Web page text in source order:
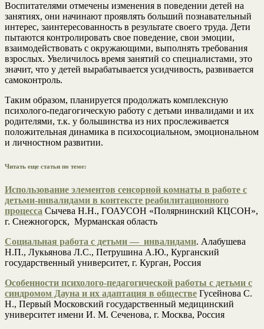
Воспитателями отмечены изменения в поведении детей на
занятиях, они начинают проявлять больший познавательный
интерес, заинтересованность в результате своего труда. Дети
пытаются контролировать свое поведение, свои эмоции,
взаимодействовать с окружающими, выполнять требования
взрослых. Увеличилось время занятий со специалистами, это
значит, что у детей вырабатывается усидчивость, развивается
самоконтроль.
Таким образом, планируется продолжать комплексную
психолого-педагогическую работу с детьми инвалидами и их
родителями, т.к. у большинства из них прослеживается
положительная динамика в психосоциальном, эмоциональном
и личностном развитии.
Читать еще статьи по теме:
Использование элементов сенсорной комнаты в работе с
детьми-инвалидами в контексте реабилитационного
процесса Сычева Н.Н., ГОАУСОН «Полярнинский КЦСОН»,
г. Снежногорск, Мурманская область
Социальная работа с детьми — инвалидами. Алабушева
Н.П., Лукьянова Л.С., Петрушина А.Ю., Курганский
государственный университет, г. Курган, Россия
Особенности психолого-педагогической работы с детьми с
синдромом Дауна и их адаптация в обществе Гусейнова С.
Н., Первый Московский государственный медицинский
университет имени И. М. Сеченова, г. Москва, Россия